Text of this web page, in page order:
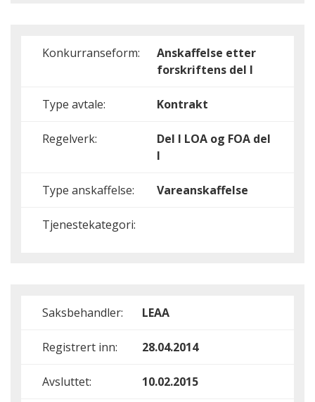
Konkurranseform:
Anskaffelse etter
forskriftens del I
Type avtale: Kontrakt
Regelverk: Del I LOA og FOA del
I
Type anskaffelse: Vareanskaffelse
Tjenestekategori:
Saksbehandler: LEAA
Registrert inn: 28.04.2014
Avsluttet: 10.02.2015